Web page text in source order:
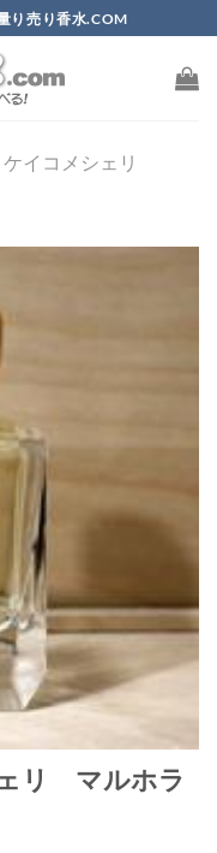
り売り香水.COM
ケイコメシェリ
ェリ マルホラ